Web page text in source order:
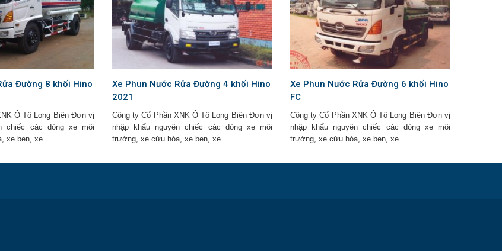
Đường 8 khối Hino
Ô Tô Long Biên Đơn vị
chiếc các dòng xe môi
xe ben, xe...
Xe Phun Nước Rửa Đường 4 khối Hino
2021
Công ty Cổ Phần XNK Ô Tô Long Biên Đơn vị
nhập khẩu nguyên chiếc các dòng xe môi
trường, xe cứu hỏa, xe ben, xe...
Xe Phun Nước Rửa Đường 6 khối Hino
FC
Công ty Cổ Phần XNK Ô Tô Long Biên Đơn vị
nhập khẩu nguyên chiếc các dòng xe môi
trường, xe cứu hỏa, xe ben, xe...